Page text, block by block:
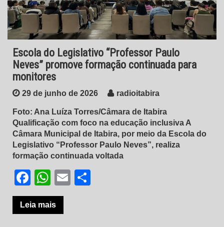
Escola do Legislativo “Professor Paulo
Neves” promove formação continuada para
monitores
29 de junho de 2026 radioitabira
Foto: Ana Luíza Torres/Câmara de Itabira
Qualificação com foco na educação inclusiva A
Câmara Municipal de Itabira, por meio da Escola do
Legislativo “Professor Paulo Neves”, realiza
formação continuada voltada
Facebook
WhatsApp
Email
Leia mais